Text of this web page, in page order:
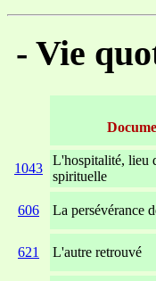
- Vie
1043
L'hospitalité, lieu
spirituelle
606 La persévérance
621 L'autre retrouvé